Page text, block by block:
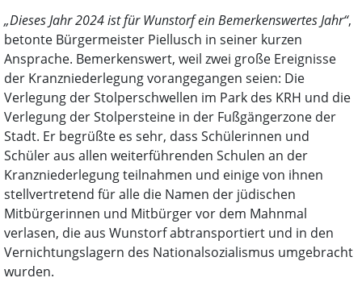
„Dieses Jahr 2024 ist für Wunstorf ein Bemerkenswertes Jahr“,
betonte Bürgermeister Piellusch in seiner kurzen
Ansprache. Bemerkenswert, weil zwei große Ereignisse
der Kranzniederlegung vorangegangen seien: Die
Verlegung der Stolperschwellen im Park des KRH und die
Verlegung der Stolpersteine in der Fußgängerzone der
Stadt. Er begrüßte es sehr, dass Schülerinnen und
Schüler aus allen weiterführenden Schulen an der
Kranzniederlegung teilnahmen und einige von ihnen
stellvertretend für alle die Namen der jüdischen
Mitbürgerinnen und Mitbürger vor dem Mahnmal
verlasen, die aus Wunstorf abtransportiert und in den
Vernichtungslagern des Nationalsozialismus umgebracht
wurden.